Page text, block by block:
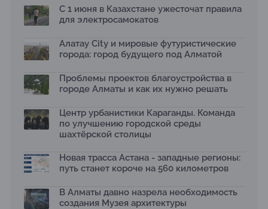
С 1 июня в Казахстане ужесточат правила
для электросамокатов
Алатау City и мировые футуристические
города: город будущего под Алматой
Проблемы проектов благоустройства в
городе Алматы и как их нужно решать
Центр урбанистики Караганды. Команда
по улучшению городской среды
шахтёрской столицы
Новая трасса Астана - западные регионы:
путь станет короче на 560 километров
В Алматы давно назрела необходимость
создания Музея архитектуры